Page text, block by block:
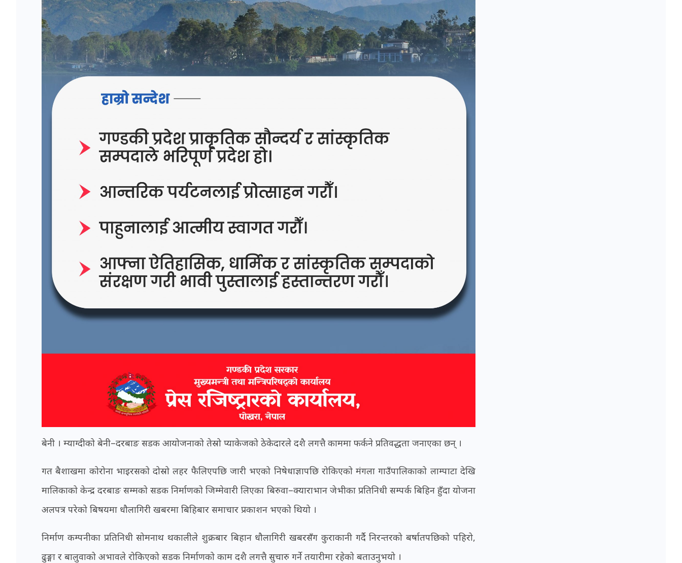
बेनी । म्याग्दीको बेनी–दरबाङ सडक आयोजनाको तेस्रो प्याकेजको ठेकेदारले दशै लगत्तै काममा फर्कने प्रतिवद्धता जनाएका छन् ।
गत बैशाखमा कोरोना भाइरसको दोस्रो लहर फैलिएपछि जारी भएको निषेधाज्ञापछि रोकिएको मंगला गाउँपालिकाको लाम्पाटा देखि
मालिकाको केन्द्र दरबाङ सम्मको सडक निर्माणको जिम्मेवारी लिएका बिरुवा–क्याराभान जेभीका प्रतिनिधी सम्पर्क बिहिन हुँदा योजना
अलपत्र परेको बिषयमा धौलागिरी खबरमा बिहिबार समाचार प्रकाशन भएको थियो ।
निर्माण कम्पनीका प्रतिनिधी सोमनाथ थकालीले शुक्रबार बिहान धौलागिरी खबरसँग कुराकानी गर्दै निरन्तरको बर्षातपछिको पहिरो,
ढुङ्गा र बालुवाको अभावले रोकिएको सडक निर्माणको काम दशै लगत्तै सुचारु गर्ने तयारीमा रहेको बताउनुभयो ।